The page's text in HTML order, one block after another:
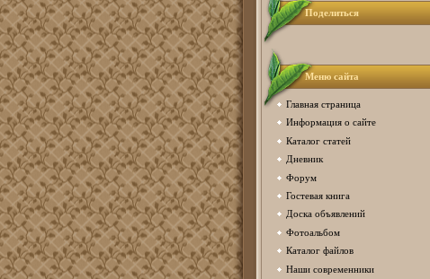
Поделиться
Меню сайта
Главная страница
Информация о сайте
Каталог статей
Дневник
Форум
Гостевая книга
Доска объявлений
Фотоальбом
Каталог файлов
Наши современники